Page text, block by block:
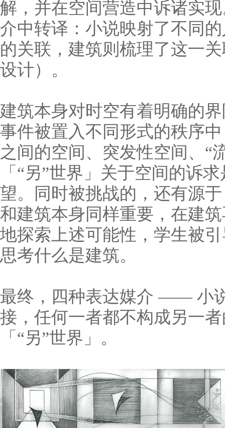
解，并在空间营造中诉诸实
介中转译：小说映射了不同
的关联，建筑则梳理了这一
设计）。
建筑本身对时空有着明确的
事件被置入不同形式的秩序
之间的空间、突发性空间、“
「“另”世界」关于空间的诉
望。同时被挑战的，还有源于
和建筑本身同样重要，在建
地探索上述可能性，学生被
思考什么是建筑。
最终，四种表达媒介 —— 小
接，任何一者都不构成另一
「“另”世界」。